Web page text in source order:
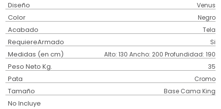
Diseño Venus
Color Negro
Acabado Tela
RequiereArmado Si
Medidas (en cm) Alto: 130 Ancho: 200 Profundidad: 190
Peso Neto Kg. 35
Pata Cromo
Tamaño Base Cama King
No Incluye